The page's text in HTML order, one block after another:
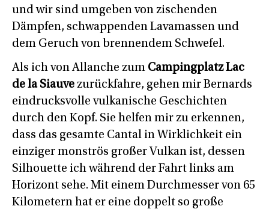
und wir sind umgeben von zischenden
Dämpfen, schwappenden Lavamassen und
dem Geruch von brennendem Schwefel.
Als ich von Allanche zum Campingplatz Lac
de la Siauve zurückfahre, gehen mir Bernards
eindrucksvolle vulkanische Geschichten
durch den Kopf. Sie helfen mir zu erkennen,
dass das gesamte Cantal in Wirklichkeit ein
einziger monströs großer Vulkan ist, dessen
Silhouette ich während der Fahrt links am
Horizont sehe. Mit einem Durchmesser von 65
Kilometern hat er eine doppelt so große